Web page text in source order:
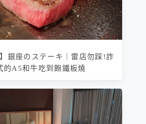
】銀座のステーキ｜雷店勿踩!詐
的A5和牛吃到飽鐵板燒